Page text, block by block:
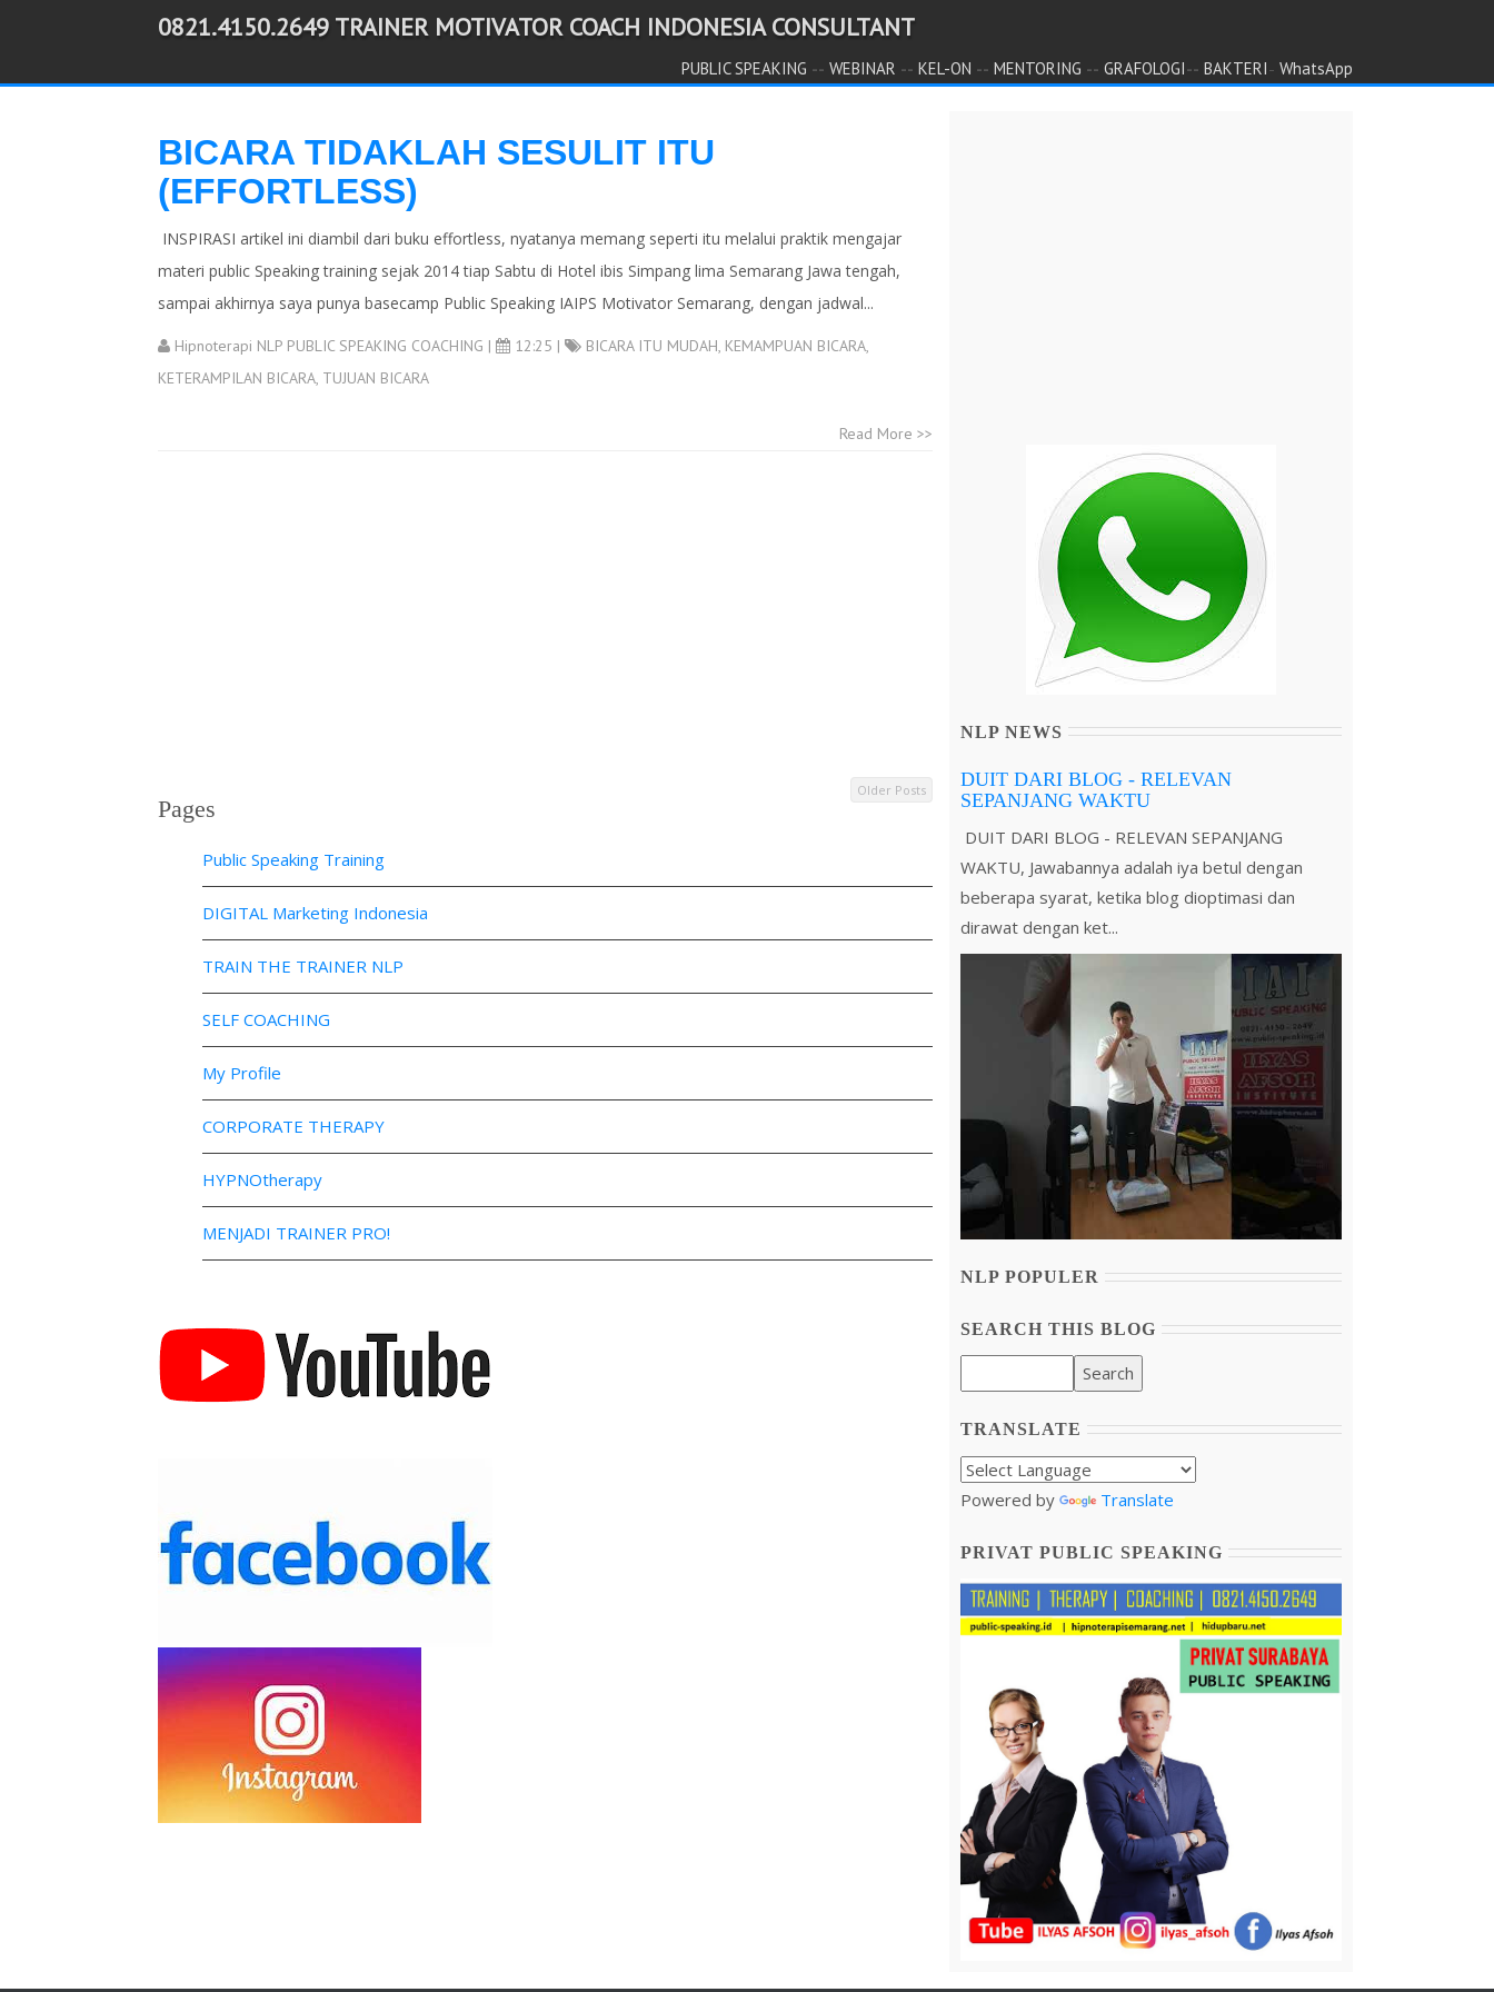
0821.4150.2649 TRAINER MOTIVATOR COACH INDONESIA CONSULTANT
PUBLIC SPEAKING -- WEBINAR -- KEL-ON -- MENTORING -- GRAFOLOGI-- BAKTERI- WhatsApp
BICARA TIDAKLAH SESULIT ITU
(EFFORTLESS)
INSPIRASI artikel ini diambil dari buku effortless, nyatanya memang seperti itu melalui praktik mengajar
materi public Speaking training sejak 2014 tiap Sabtu di Hotel ibis Simpang lima Semarang Jawa tengah,
sampai akhirnya saya punya basecamp Public Speaking IAIPS Motivator Semarang, dengan jadwal...
Hipnoterapi NLP PUBLIC SPEAKING COACHING | 12:25 | BICARA ITU MUDAH, KEMAMPUAN BICARA,
KETERAMPILAN BICARA, TUJUAN BICARA
Read More >>
Older Posts
Pages
Public Speaking Training
DIGITAL Marketing Indonesia
TRAIN THE TRAINER NLP
SELF COACHING
My Profile
CORPORATE THERAPY
HYPNOtherapy
MENJADI TRAINER PRO!
NLP NEWS
DUIT DARI BLOG - RELEVAN
SEPANJANG WAKTU
DUIT DARI BLOG - RELEVAN SEPANJANG
WAKTU, Jawabannya adalah iya betul dengan
beberapa syarat, ketika blog dioptimasi dan
dirawat dengan ket...
NLP POPULER
SEARCH THIS BLOG
TRANSLATE
Powered by Translate
PRIVAT PUBLIC SPEAKING